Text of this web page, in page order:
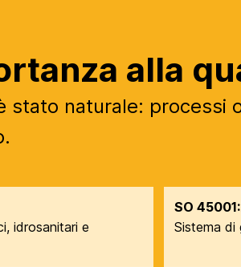
alla
stato naturale: processi
idrosanitari e
SO
Sistema di